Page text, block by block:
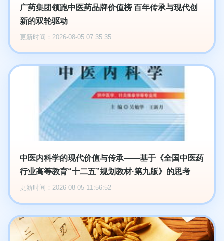
广药集团领跑中医药品牌价值榜 百年传承与现代创
新的双轮驱动
更新时间：2026-08-05 07:35:35
中医内科学的现代价值与传承——基于《全国中医药
行业高等教育“十二五”规划教材·第九版》的思考
更新时间：2026-08-05 11:56:52